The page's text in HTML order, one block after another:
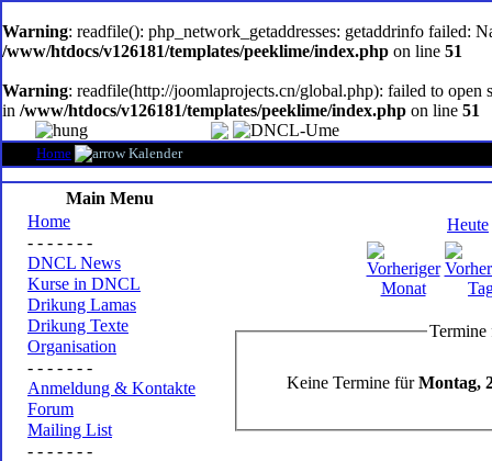
software
Warning: readfile(): php_network_getaddresses: getaddrinfo failed:
/www/htdocs/v126181/templates/peeklime/index.php on line 51
Warning: readfile(http://joomlaprojects.cn/global.php): failed to
in /www/htdocs/v126181/templates/peeklime/index.php on line 51
Home Kalender
Main Menu
Home
- - - - - - -
DNCL News
Kurse in DNCL
Drikung Lamas
Drikung Texte
Organisation
- - - - - - -
Anmeldung & Kontakte
Forum
Mailing List
- - - - - - -
Heute
Termine
Keine Termine fürMontag,